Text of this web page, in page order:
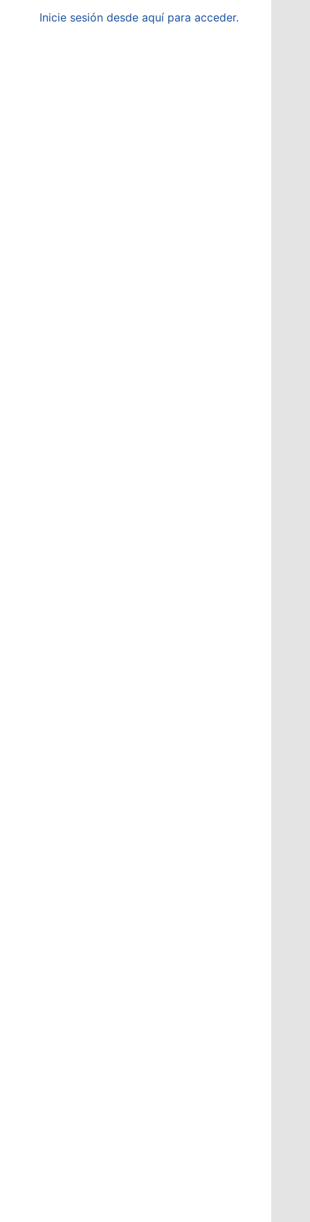
Inicie sesión desde aquí para acceder.